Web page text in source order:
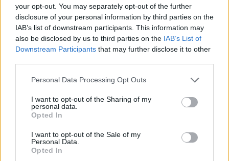
your opt-out. You may separately opt-out of the further
disclosure of your personal information by third parties on the
IAB’s list of downstream participants. This information may
also be disclosed by us to third parties on the IAB’s List of
Downstream Participants that may further disclose it to other
Please note that this website/app uses one or more Google
not limited to your visit or usage behaviour. You may click to
grant or deny consent to Google and its third-party tags to
use your data for below specified purposes in below Google
consent section.
Personal Data Processing Opt Outs
I want to opt-out of the Sharing of my
personal data.
Opted In
I want to opt-out of the Sale of my
Personal Data.
Opted In
ΗΛΙΑΣ ΠΑΠΑΪΩΑΝΝΟΥ
08/03/2026
Αναγνώριση και σεβασμός
οι σημαντικότερες νίκες του
Α.Ο. Θήρας